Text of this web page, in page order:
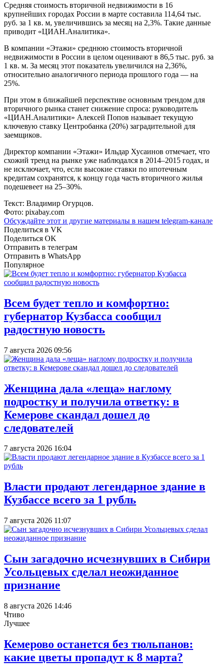
Средняя стоимость вторичной недвижимости в 16
крупнейших городах России в марте составила 114,64 тыс.
руб. за 1 кв. м, увеличившись за месяц на 2,3%. Такие данные
приводит «ЦИАН.Аналитика».
В компании «Этажи» среднюю стоимость вторичной
недвижимости в России в целом оценивают в 86,5 тыс. руб. за
1 кв. м. За месяц этот показатель увеличился на 2,36%,
относительно аналогичного периода прошлого года — на
25%.
При этом в ближайшей перспективе основным трендом для
вторичного рынка станет снижение спроса: руководитель
«ЦИАН.Аналитики» Алексей Попов называет текущую
ключевую ставку Центробанка (20%) заградительной для
заемщиков.
Директор компании «Этажи» Ильдар Хусаинов отмечает, что
схожий тренд на рынке уже наблюдался в 2014–2015 годах, и
не исключает, что, если высокие ставки по ипотечным
кредитам сохранятся, к концу года часть вторичного жилья
подешевеет на 25–30%.
Текст: Владимир Огурцов.
Фото: pixabay.com
Обсуждайте этот и другие материалы в нашем telegram-канале
Поделиться в VK
Поделиться OK
Отправить в телеграм
Отправить в WhatsApp
Популярное
Всем будет тепло и комфортно:
губернатор Кузбасса сообщил
радостную новость
7 августа 2026 09:56
Женщина дала «леща» наглому
подростку и получила ответку: в
Кемерове скандал дошел до
следователей
7 августа 2026 16:04
Власти продают легендарное здание в
Кузбассе всего за 1 рубль
7 августа 2026 11:07
Сын загадочно исчезнувших в Сибири
Усольцевых сделал неожиданное
признание
8 августа 2026 14:46
Чтиво
Лучшее
Кемерово останется без тюльпанов:
какие цветы пропадут к 8 марта?